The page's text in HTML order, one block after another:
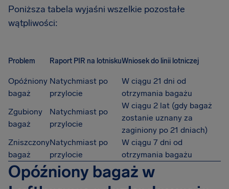
Poniższa tabela wyjaśni wszelkie pozostałe
wątpliwości:
Problem Raport PIR na lotniskuWniosek do linii lotniczej
Opóźniony
bagaż
Natychmiast po
przylocie
W ciągu 21 dni od
otrzymania bagażu
Zgubiony
bagaż
Natychmiast po
przylocie
W ciągu 2 lat (gdy bagaż
zostanie uznany za
zaginiony po 21 dniach)
Zniszczony
bagaż
Natychmiast po
przylocie
W ciągu 7 dni od
otrzymania bagażu
Opóźniony bagaż w